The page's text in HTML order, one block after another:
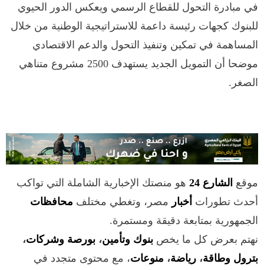
في مبادرة التحول للقطاع الرسمي ويعكس الدور الحيوي
للبنوك كجهات رئيسة داعمة للاستراتيجية الوطنية من خلال
المساهمة في تمكين وتنفيذ التحول والدعم الاقتصادي
موضحا أن التمويل الجديد يستهدف 2500 مشروع متناهي
الصغر.
موقع الشارع 24
هو منصتك الإخبارية الشاملة التي تواكب
أحدث تطورات أخبار مصر، وتغطي مختلف محافظات
الجمهورية بمتابعة دقيقة ومستمرة.
نهتم بعرض كل ما يخص بنوك وتأمين، بورصة وشركات،
بترول وطاقة، رياضة، منوعات، مع محتوى متجدد في